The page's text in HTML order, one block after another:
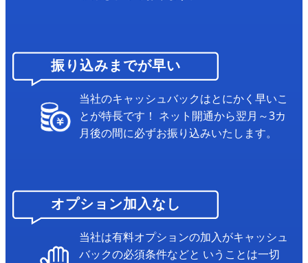
振り込みまでが早い
当社のキャッシュバックはとにかく早いこ
とが特長です！ ネット開通から翌月～3カ
月後の間に必ずお振り込みいたします。
オプション加入なし
当社は有料オプションの加入がキャッシュ
バックの必須条件などと いうことは一切